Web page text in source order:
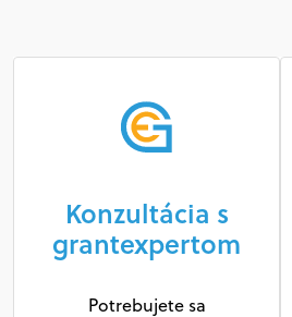
Konzultácia s
grantexpertom
Potrebujete sa